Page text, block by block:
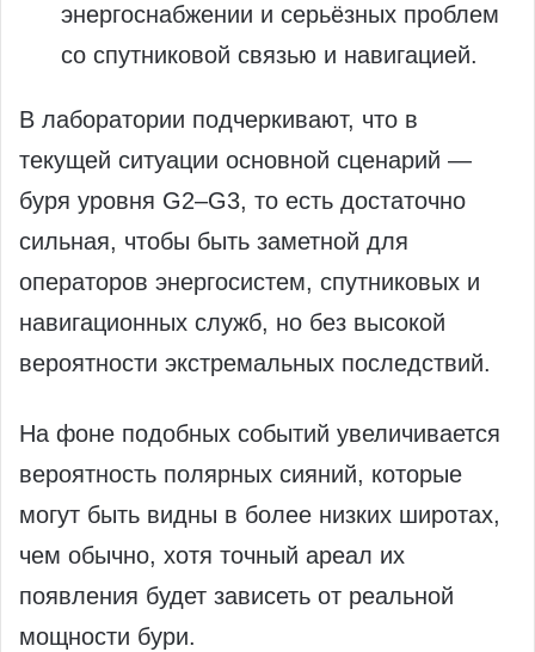
энергоснабжении и серьёзных проблем
со спутниковой связью и навигацией.
В лаборатории подчеркивают, что в
текущей ситуации основной сценарий —
буря уровня G2–G3, то есть достаточно
сильная, чтобы быть заметной для
операторов энергосистем, спутниковых и
навигационных служб, но без высокой
вероятности экстремальных последствий.
На фоне подобных событий увеличивается
вероятность полярных сияний, которые
могут быть видны в более низких широтах,
чем обычно, хотя точный ареал их
появления будет зависеть от реальной
мощности бури.